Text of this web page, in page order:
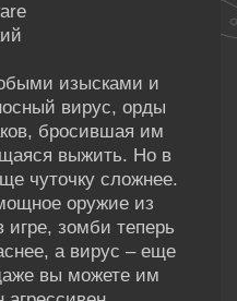
изысками и
вирус, орды
бросившая им
выжить. Но в
чуточку сложнее.
оружие из
игре, зомби теперь
а вирус – еще
вы можете им